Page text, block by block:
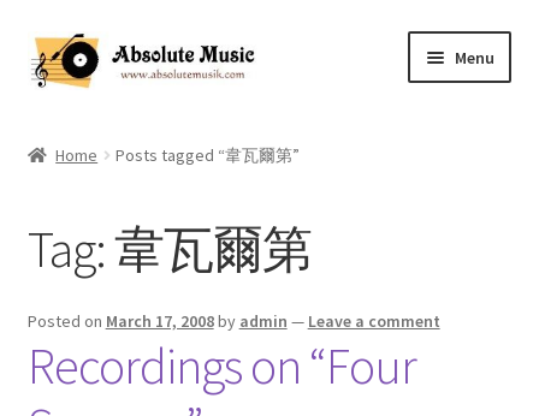
Skip
to
Skip
to
Menu
Music Appreciation Information
Record Collection
Shop
Home Posts tagged “韋瓦爾第”
Tag:韋瓦爾第
Posted on March 17, 2008by admin — Leave a comment
Recordings on “Four